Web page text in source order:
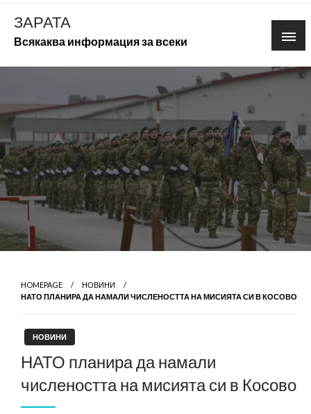
Skip
content
ЗАРАТА
Всякаква информация за всеки
HOMEPAGE
НОВИНИ
НАТО ПЛАНИРА ДА НАМАЛИ ЧИСЛЕНОСТТА НА МИСИЯТА СИ В КОСОВО
НОВИНИ
НАТО планира да намали
числеността на мисията си в Косово